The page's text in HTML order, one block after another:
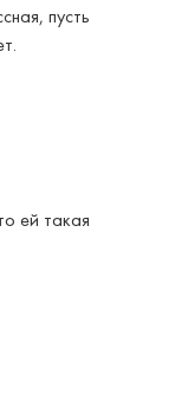
пусть
ей такая